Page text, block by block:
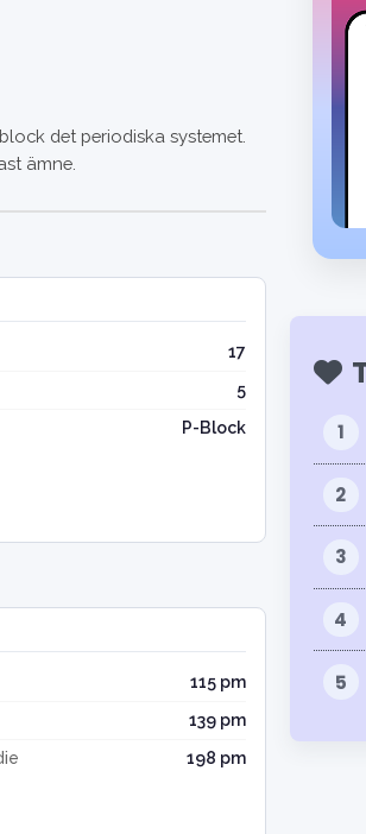
det periodiska systemet.
ämne.
17
5
P-Block
115 pm
139 pm
198 pm
1
2
3
4
5